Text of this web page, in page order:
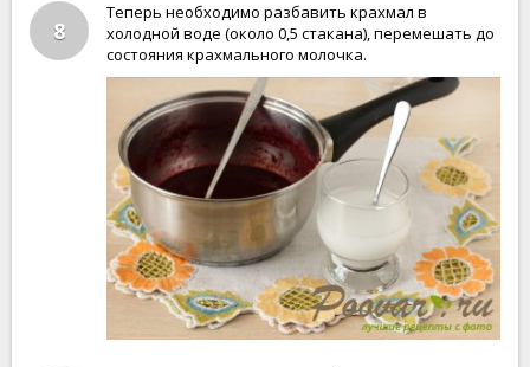
8
Теперь необходимо разбавить крахмал в
холодной воде (около 0,5 стакана), перемешать до
состояния крахмального молочка.